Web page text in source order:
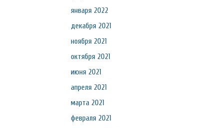
января 2022
декабря 2021
ноября 2021
октября 2021
июня 2021
апреля 2021
марта 2021
февраля 2021